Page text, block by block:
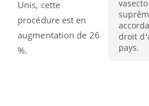
droit
pays.
Unis, cette
procédure est en
augmentation de 26
%.